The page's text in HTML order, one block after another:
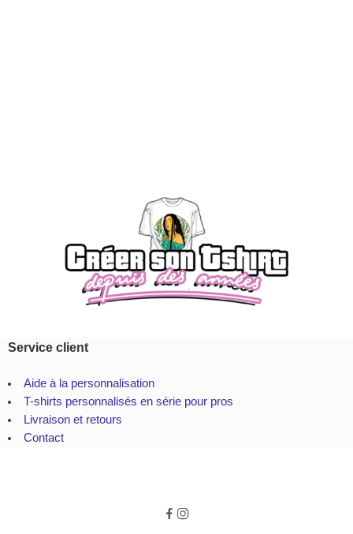
Service client
Aide à la personnalisation
T-shirts personnalisés en série pour pros
Livraison et retours
Contact